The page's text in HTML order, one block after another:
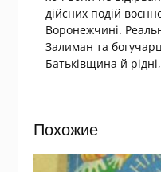
дійсних подій
Воронежчині.
Залиман та
Батьківщина й
Похожие